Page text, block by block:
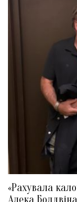
«Рахувала
Алека